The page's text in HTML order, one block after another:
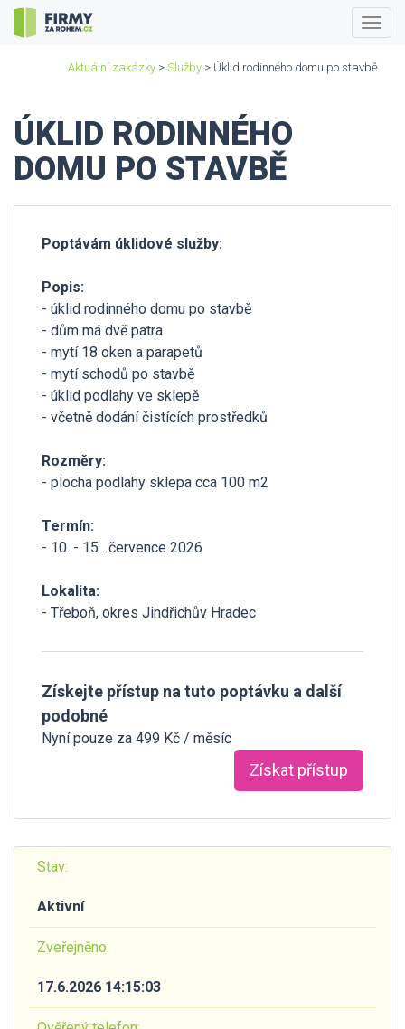
Aktuální zakázky > Služby > Úklid rodinného domu po stavbě
ÚKLID RODINNÉHO
DOMU PO STAVBĚ
Poptávám úklidové služby:
Popis:
- úklid rodinného domu po stavbě
- dům má dvě patra
- mytí 18 oken a parapetů
- mytí schodů po stavbě
- úklid podlahy ve sklepě
- včetně dodání čistících prostředků
Rozměry:
- plocha podlahy sklepa cca 100 m2
Termín:
- 10. - 15 . července 2026
Lokalita:
- Třeboň, okres Jindřichův Hradec
Získejte přístup na tuto poptávku a další
podobné
Nyní pouze za 499 Kč / měsíc
Získat přístup
Stav:
Aktivní
Zveřejněno:
17.6.2026 14:15:03